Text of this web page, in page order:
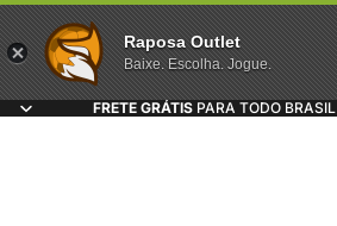
FRETE GRÁTIS PARA TODO BRASIL
Raposa Outlet
Baixe. Escolha. Jogue.